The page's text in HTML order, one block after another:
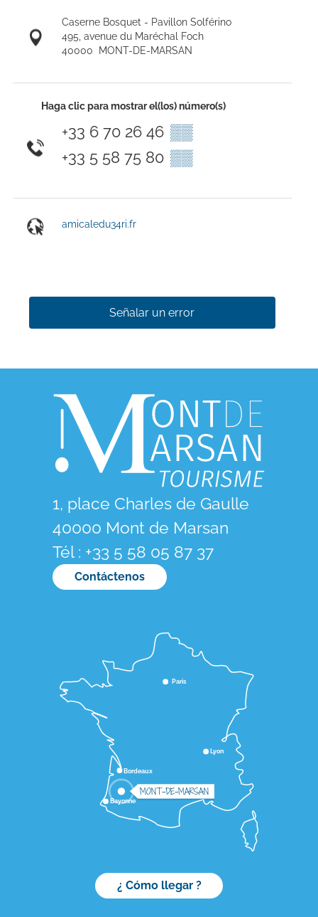
Caserne Bosquet - Pavillon Solférino
495, avenue du Maréchal Foch
40000 MONT-DE-MARSAN
Haga clic para mostrar el(los) número(s)
+33 6 70 26 46 ▒▒
+33 5 58 75 80 ▒▒
amicaledu34ri.fr
Señalar un error
1, place Charles de Gaulle
40000 Mont de Marsan
Tél : +33 5 58 05 87 37
Contáctenos
Lyon
Bordeaux
Paris
Bayonne
MONT-DE-MARSAN
¿ Cómo llegar ?